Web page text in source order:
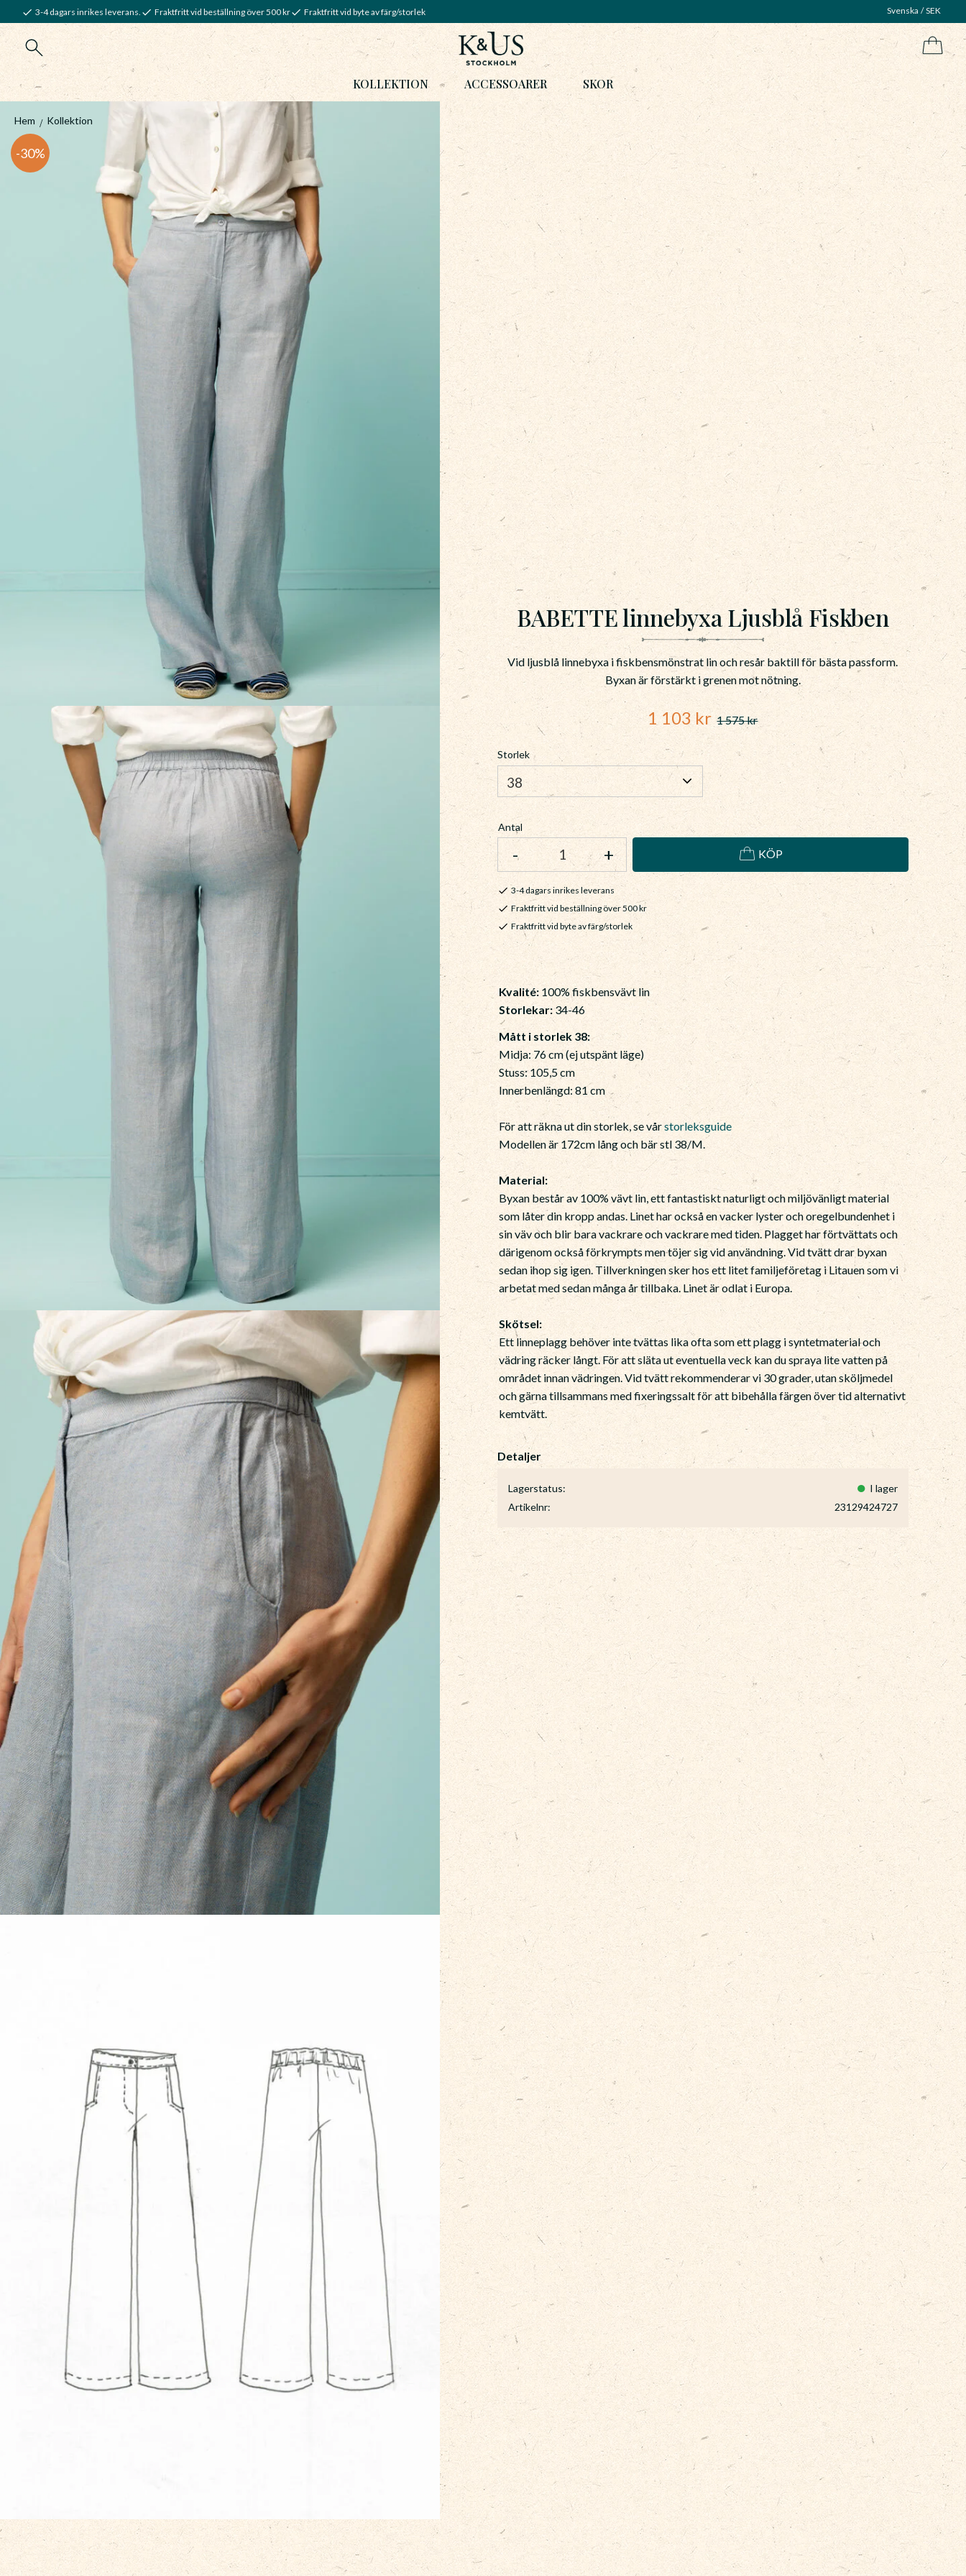
3-4 dagars inrikes leverans. Fraktfritt vid beställning över 500 kr Fraktfritt vid byte av färg/storlek
KOLLEKTION ACCESSOARER SKOR
Svenska SEK
Hem Kollektion
30%
BABETTE linnebyxa Ljusblå Fiskben
Vid ljusblå linnebyxa i fiskbensmönstrat lin och resår baktill för bästa passform.
Byxan är förstärkt i grenen mot nötning.
Nedsatt pris:
1 103 kr Ordinarie pris:
1 575kr
Storlek
Antal
+
- KÖP
3-4 dagars inrikes leverans
Fraktfritt vid beställning över 500 kr
Fraktfritt vid byte av färg/storlek
Lagerstatus
I lager
Artikelnr
23129424727
Kvalité: 100% fiskbensvävt lin
Storlekar:34-46
Mått i storlek 38:
Midja: 76 cm (ej utspänt läge)
Stuss: 105,5 cm
Innerbenlängd: 81 cm
För att räkna ut din storlek, se vårstorleksguide
Modellen är 172cm lång och bär stl 38/M.
Material:
Byxan består av 100% vävt lin, ett fantastiskt naturligt och miljövänligt material
som låter din kropp andas. Linet har också en vacker lyster och oregelbundenhet i
sin väv och blir bara vackrare och vackrare med tiden. Plagget har förtvättats och
därigenom också förkrympts men töjer sig vid användning. Vid tvätt drar byxan
sedan ihop sig igen. Tillverkningen sker hos ett litet familjeföretag i Litauen som vi
arbetat med sedan många år tillbaka. Linet är odlat i Europa.
Skötsel:
Ett linneplagg behöver inte tvättas lika ofta som ett plagg i syntetmaterial och
vädring räcker långt. För att släta ut eventuella veck kan du spraya lite vatten på
området innan vädringen. Vid tvätt rekommenderar vi 30 grader, utan sköljmedel
och gärna tillsammans med fixeringssalt för att bibehålla färgen över tid alternativt
kemtvätt.